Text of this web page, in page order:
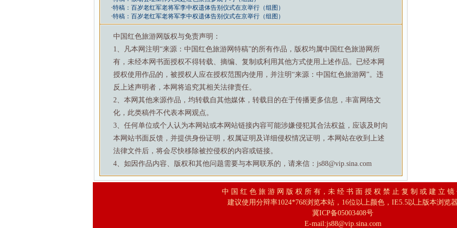
·特稿：百岁老红军老将军李中权遗体告别仪式在京举行（组图）
·特稿：百岁老红军老将军李中权遗体告别仪式在京举行（组图）
中国红色旅游网版权与免责声明：
1、凡本网注明“来源：中国红色旅游网特稿”的所有作品，版权均属中国红色旅游网所
有，未经本网书面授权不得转载、摘编、复制或利用其他方式使用上述作品。已经本网
授权使用作品的，被授权人应在授权范围内使用，并注明“来源：中国红色旅游网”。违
反上述声明者，本网将追究其相关法律责任。
2、本网其他来源作品，均转载自其他媒体，转载目的在于传播更多信息，丰富网络文
化，此类稿件不代表本网观点。
3、任何单位或个人认为本网站或本网站链接内容可能涉嫌侵犯其合法权益，应该及时向
本网站书面反馈，并提供身份证明，权属证明及详细侵权情况证明，本网站在收到上述
法律文件后，将会尽快移除被控侵权的内容或链接。
4、如因作品内容、版权和其他问题需要与本网联系的，请来信：js88@vip.sina.com
中 国 红 色 旅 游 网 版 权 所 有，未 经 书 面 授 权 禁 止 复 制 或 建 立 镜
建议使用分辩率1024*768浏览本站，16位以上颜色，IE5.5以上版本浏览
冀ICP备05003408号
E-mail:js88@vip.sina.com